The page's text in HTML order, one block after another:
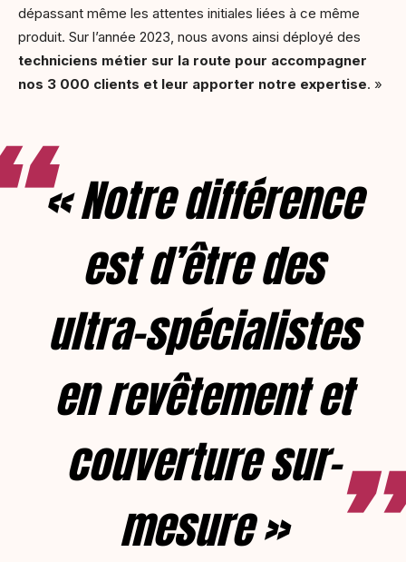
dépassant même les attentes initiales liées à ce même
produit. Sur l’année 2023, nous avons ainsi déployé des
techniciens métier sur la route pour accompagner
nos 3 000 clients et leur apporter notre expertise. »
« Notre différence
est d’être des
ultra-spécialistes
en revêtement et
couverture sur-
mesure »